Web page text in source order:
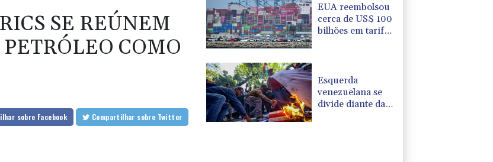
SE REÚNEM
COMO
sobre Facebook Compartilhar sobre Twitter
EUA reembolsou
cerca de US$ 100
bilhões em tarifas
Esquerda
venezuelana se
divide diante da